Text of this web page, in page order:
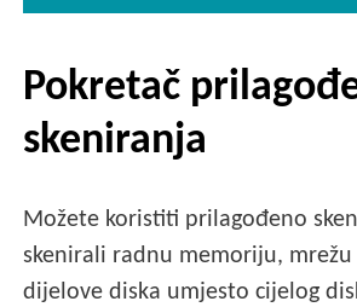
Pokretač
skeniranja
Možete koristiti prilagođeno
skenirali radnu memoriju,
dijelove diska umjesto cijelog